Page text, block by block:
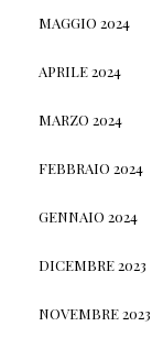
MAGGIO 2024
APRILE 2024
MARZO 2024
FEBBRAIO 2024
GENNAIO 2024
DICEMBRE 2023
NOVEMBRE 2023